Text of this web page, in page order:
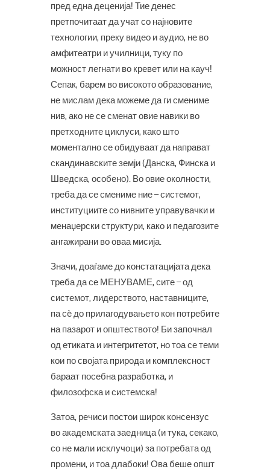
пред една деценија! Тие денес
претпочитаат да учат со најновите
технологии, преку видео и аудио, не во
амфитеатри и училници, туку по
можност легнати во кревет или на кауч!
Сепак, барем во високото образование,
не мислам дека можеме да ги смениме
нив, ако не се сменат овие навики во
претходните циклуси, како што
моментално се обидуваат да направат
скандинавските земји (Данска, Финска и
Шведска, особено). Во овие околности,
треба да се смениме ние – системот,
институциите со нивните управувачки и
менаџерски структури, како и педагозите
ангажирани во оваа мисија.
Значи, доаѓаме до констатацијата дека
треба да се МЕНУВАМЕ, сите – од
системот, лидерството, наставниците,
па сè до прилагодувањето кон потребите
на пазарот и општеството! Би започнал
од етиката и интегритетот, но тоа се теми
кои по својата природа и комплексност
бараат посебна разработка, и
филозофска и системска!
Затоа, речиси постои широк консензус
во академската заедница (и тука, секако,
со не мали исклучоци) за потребата од
промени, и тоа длабоки! Ова беше општ